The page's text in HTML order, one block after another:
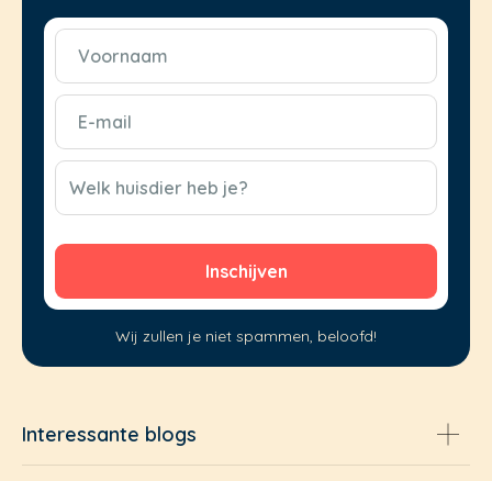
Voornaam
(Vereist)
E-
mail
(Vereist)
CAPTCHA
Welk huisdier heb je?
Wij zullen je niet spammen, beloofd!
Interessante blogs